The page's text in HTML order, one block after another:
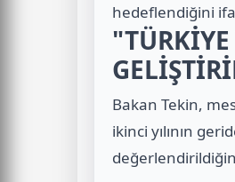
hedeflendiğini
Bakan Tekin,
ikinci yılının